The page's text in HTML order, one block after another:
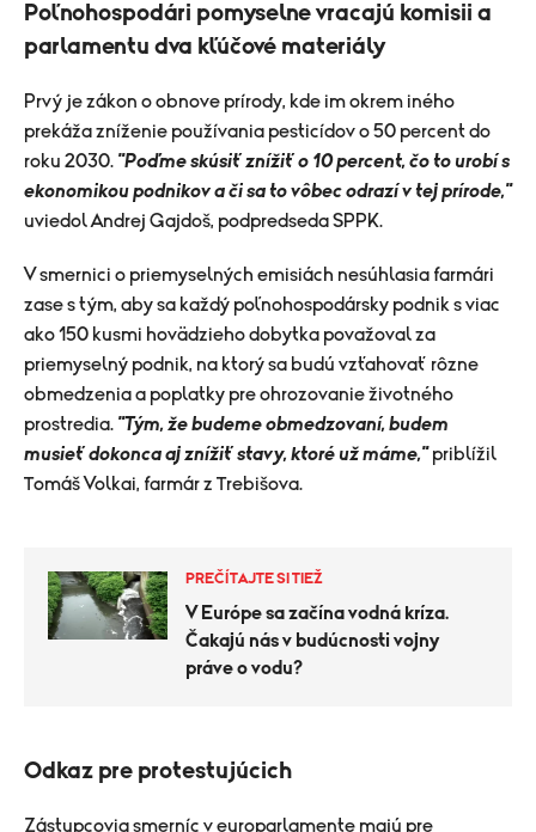
​Poľnohospodári pomyselne vracajú komisii a
parlamentu dva kľúčové materiály
Prvý je zákon o obnove prírody, kde im okrem iného
prekáža zníženie používania pesticídov o 50 percent do
roku 2030. "Poďme skúsiť znížiť o 10 percent, čo to urobí s
ekonomikou podnikov a či sa to vôbec odrazí v tej prírode,"
uviedol Andrej Gajdoš, podpredseda SPPK.
V smernici o priemyselných emisiách nesúhlasia farmári
zase s tým, aby sa každý poľnohospodársky podnik s viac
ako 150 kusmi hovädzieho dobytka považoval za
priemyselný podnik, na ktorý sa budú vzťahovať rôzne
obmedzenia a poplatky pre ohrozovanie životného
prostredia. "Tým, že budeme obmedzovaní, budem
musieť dokonca aj znížiť stavy, ktoré už máme,"priblížil
Tomáš Volkai, farmár z Trebišova.
PREČÍTAJTE SI TIEŽ
V Európe sa začína vodná kríza.
Čakajú nás v budúcnosti vojny
práve o vodu?
Odkaz pre protestujúcich
Zástupcovia smerníc v europarlamente majú pre